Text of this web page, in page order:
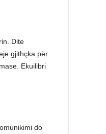
Dite
gjithçka për
Ekuilibri
do